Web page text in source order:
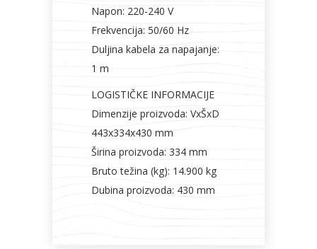
Napon: 220-240 V
Frekvencija: 50/60 Hz
Duljina kabela za napajanje:
1 m
LOGISTIČKE INFORMACIJE
Dimenzije proizvoda: VxŠxD
443x334x430 mm
Širina proizvoda: 334 mm
Bruto težina (kg): 14.900 kg
Dubina proizvoda: 430 mm